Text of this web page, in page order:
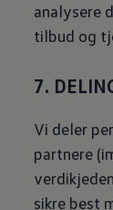
analysere
tilbud og
7.
Vi deler
partnere
sikre best